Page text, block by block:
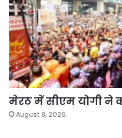
मेरठ में सीएम योगी ने
August 8, 2026